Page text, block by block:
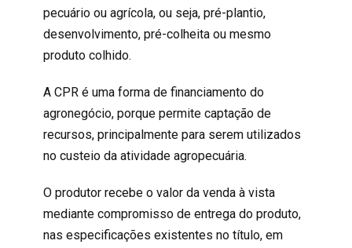
pecuário ou agrícola, ou seja, pré-plantio,
desenvolvimento, pré-colheita ou mesmo
produto colhido.
A CPR é uma forma de financiamento do
agronegócio, porque permite captação de
recursos, principalmente para serem utilizados
no custeio da atividade agropecuária.
O produtor recebe o valor da venda à vista
mediante compromisso de entrega do produto,
nas especificações existentes no título, em